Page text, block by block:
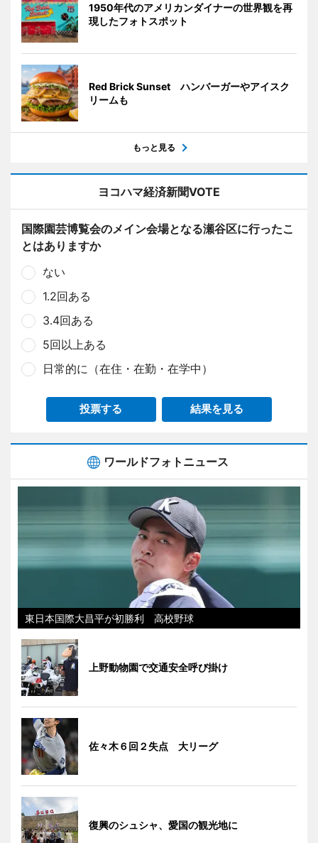
1950年代のアメリカンダイナーの世界観を再
現したフォトスポット
Red Brick Sunset ハンバーガーやアイスク
リームも
もっと見る
ヨコハマ経済新聞VOTE
国際園芸博覧会のメイン会場となる瀬谷区に行ったこ
とはありますか
ない
1.2回ある
3.4回ある
5回以上ある
日常的に（在住・在勤・在学中）
投票する 結果を見る
ワールドフォトニュース
東日本国際大昌平が初勝利 高校野球
上野動物園で交通安全呼び掛け
佐々木６回２失点 大リーグ
復興のシュシャ、愛国の観光地に